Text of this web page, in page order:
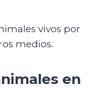
vivos por
medios.
en